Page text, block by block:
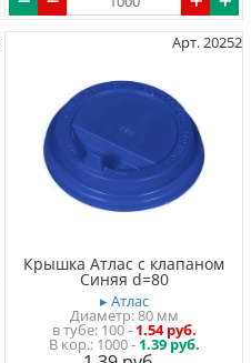
Арт. 20252
Крышка Атлас с клапаном
Синяя d=80
▸ Атлас
Диаметр: 80 мм
в тубе 100- 1.54 руб.
1000 - 1.39 руб.